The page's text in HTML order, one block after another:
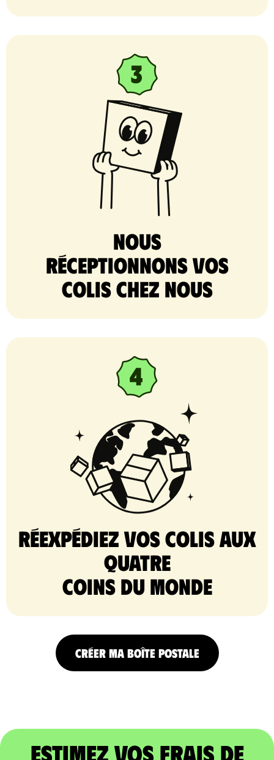
nous
réceptionnons vos
colis chez nous
Réexpédiez vos colis aux
quatre
coins du monde
CRÉER MA BOÎTE POSTALE
Estimez vos frais de